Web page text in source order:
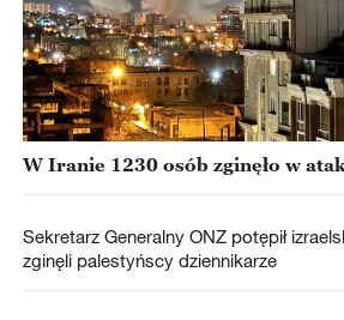
W Iranie 1230 osób zginęło w
Sekretarz Generalny ONZ potępił
zginęli palestyńscy dziennikarze